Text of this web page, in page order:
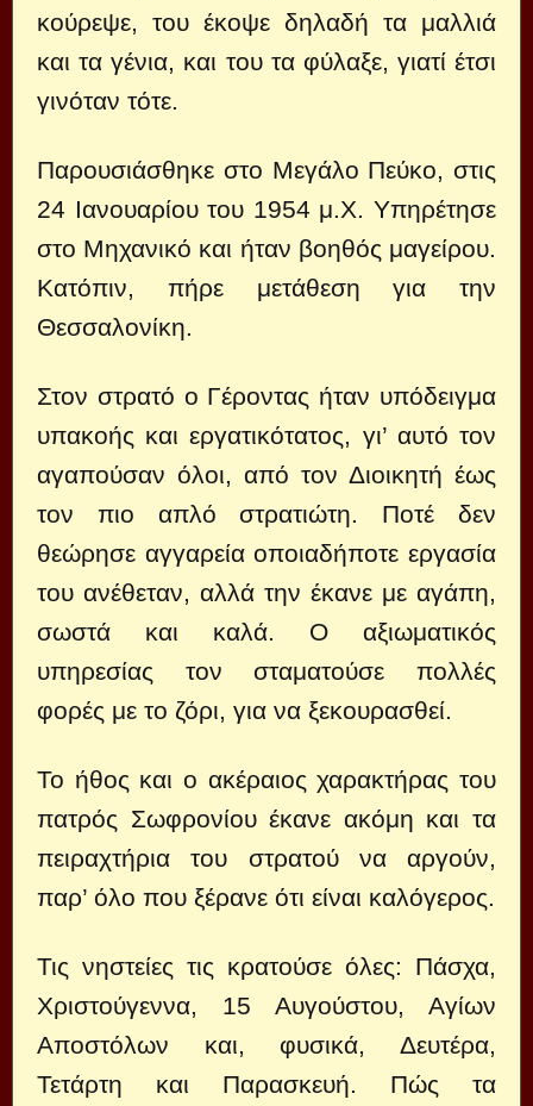
κούρεψε, του έκοψε δηλαδή τα μαλλιά
και τα γένια, και του τα φύλαξε, γιατί έτσι
γινόταν τότε.
Παρουσιάσθηκε στο Μεγάλο Πεύκο, στις
24 Ιανουαρίου του 1954 μ.Χ. Υπηρέτησε
στο Μηχανικό και ήταν βοηθός μαγείρου.
Κατόπιν, πήρε μετάθεση για την
Θεσσαλονίκη.
Στον στρατό ο Γέροντας ήταν υπόδειγμα
υπακοής και εργατικότατος, γι’ αυτό τον
αγαπούσαν όλοι, από τον Διοικητή έως
τον πιο απλό στρατιώτη. Ποτέ δεν
θεώρησε αγγαρεία οποιαδήποτε εργασία
του ανέθεταν, αλλά την έκανε με αγάπη,
σωστά και καλά. Ο αξιωματικός
υπηρεσίας τον σταματούσε πολλές
φορές με το ζόρι, για να ξεκουρασθεί.
Το ήθος και ο ακέραιος χαρακτήρας του
πατρός Σωφρονίου έκανε ακόμη και τα
πειραχτήρια του στρατού να αργούν,
παρ’ όλο που ξέρανε ότι είναι καλόγερος.
Τις νηστείες τις κρατούσε όλες: Πάσχα,
Χριστούγεννα, 15 Αυγούστου, Αγίων
Αποστόλων και, φυσικά, Δευτέρα,
Τετάρτη και Παρασκευή. Πώς τα